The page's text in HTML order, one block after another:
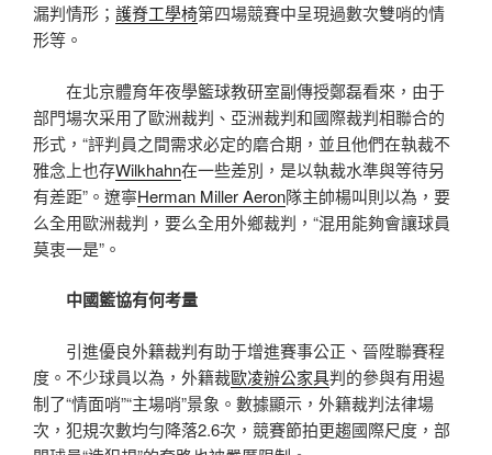
漏判情形； 護脊工學椅第四場競賽中呈現過數次雙哨的情
形等。
在北京體育年夜學籃球教研室副傳授鄭磊看來，由于
部門場次采用了歐洲裁判、亞洲裁判和國際裁判相聯合的
形式，“評判員之間需求必定的磨合期，並且他們在執裁不
雅念上也存Wilkhahn在一些差別，是以執裁水準與等待另
有差距”。遼寧Herman Miller Aeron隊主帥楊叫則以為，要
么全用歐洲裁判，要么全用外鄉裁判，“混用能夠會讓球員
莫衷一是”。
中國籃協有何考量
引進優良外籍裁判有助于增進賽事公正、晉陞聯賽程
度。不少球員以為，外籍裁歐凌辦公家具判的參與有用遏
制了“情面哨”“主場哨”景象。數據顯示，外籍裁判法律場
次，犯規次數均勻降落2.6次，競賽節拍更趨國際尺度，部